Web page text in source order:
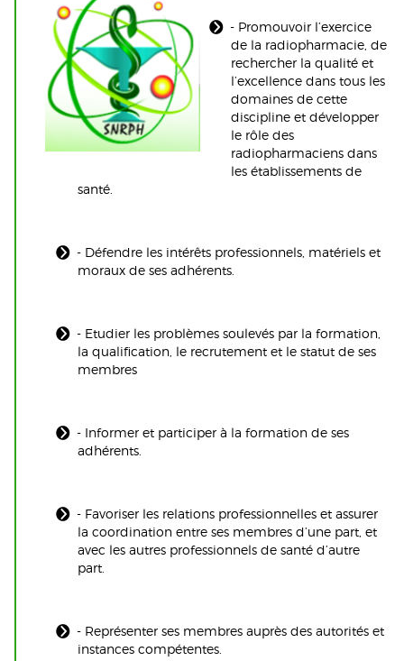
- Promouvoir l’exercice
de la radiopharmacie, de
rechercher la qualité et
l’excellence dans tous les
domaines de cette
discipline et développer
le rôle des
radiopharmaciens dans
les établissements de
santé.
- Défendre les intérêts professionnels, matériels et
moraux de ses adhérents.
- Etudier les problèmes soulevés par la formation,
la qualification, le recrutement et le statut de ses
membres
- Informer et participer à la formation de ses
adhérents.
- Favoriser les relations professionnelles et assurer
la coordination entre ses membres d’une part, et
avec les autres professionnels de santé d’autre
part.
- Représenter ses membres auprès des autorités et
instances compétentes.